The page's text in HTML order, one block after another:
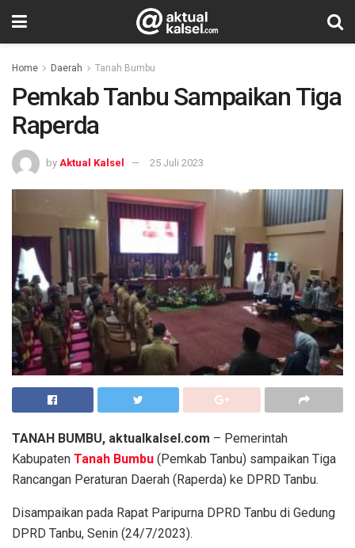
Home Daerah Tanah Bumbu
Pemkab Tanbu Sampaikan Tiga
Raperda
by Aktual Kalsel 25 Juli 2023
TANAH BUMBU, aktualkalsel.com – Pemerintah
Kabupaten Tanah Bumbu (Pemkab Tanbu) sampaikan Tiga
Rancangan Peraturan Daerah (Raperda) ke DPRD Tanbu.
Disampaikan pada Rapat Paripurna DPRD Tanbu di Gedung
DPRD Tanbu, Senin (24/7/2023).